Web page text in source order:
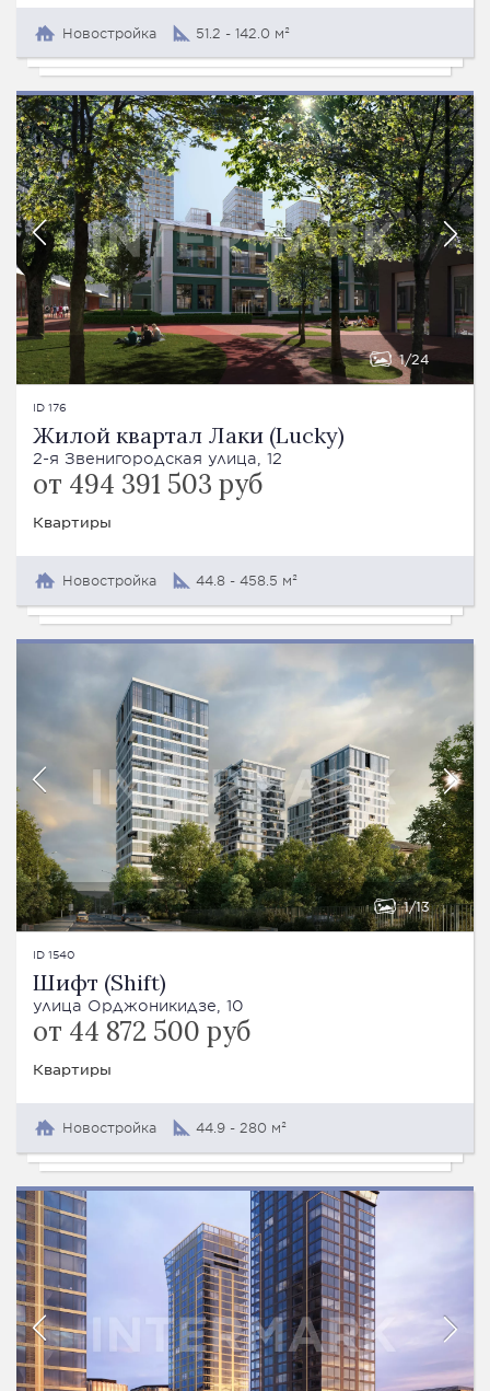
Новостройка 51.2 - 142.0 м²
1 24
ID 176
Жилой квартал Лаки (Lucky)
2-я Звенигородская улица, 12
от 494 391 503 руб
Квартиры
Новостройка 44.8 - 458.5 м²
1 13
ID 1540
Шифт (Shift)
улица Орджоникидзе, 10
от 44 872 500 руб
Квартиры
Новостройка 44.9 - 280 м²